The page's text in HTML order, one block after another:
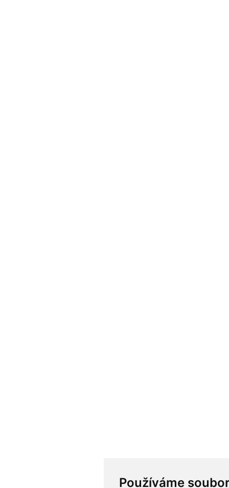
Používáme